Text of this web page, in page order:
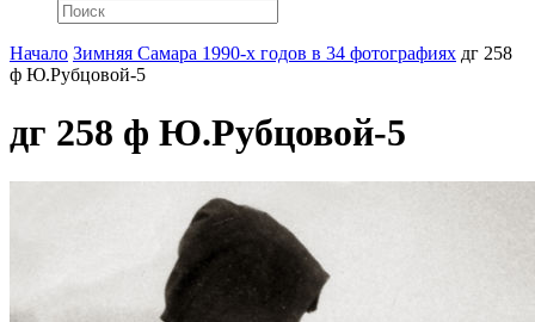
Начало Зимняя Самара 1990-х годов в 34 фотографиях дг 258
ф Ю.Рубцовой-5
дг 258 ф Ю.Рубцовой-5